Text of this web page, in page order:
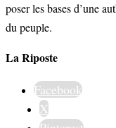
poser les bases d’une
du peuple.
La Riposte
Facebook
X